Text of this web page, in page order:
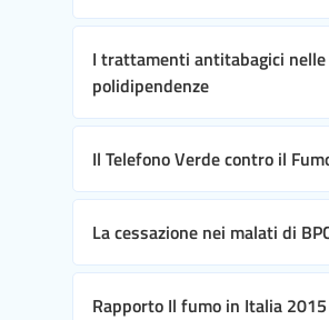
I trattamenti antitabagici nelle
polidipendenze
Il Telefono Verde contro il
La cessazione nei malati di
Rapporto Il fumo in Italia